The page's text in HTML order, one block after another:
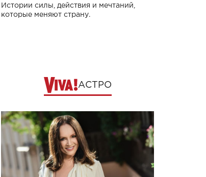
Истории силы, действия и мечтаний,
которые меняют страну.
АСТРО